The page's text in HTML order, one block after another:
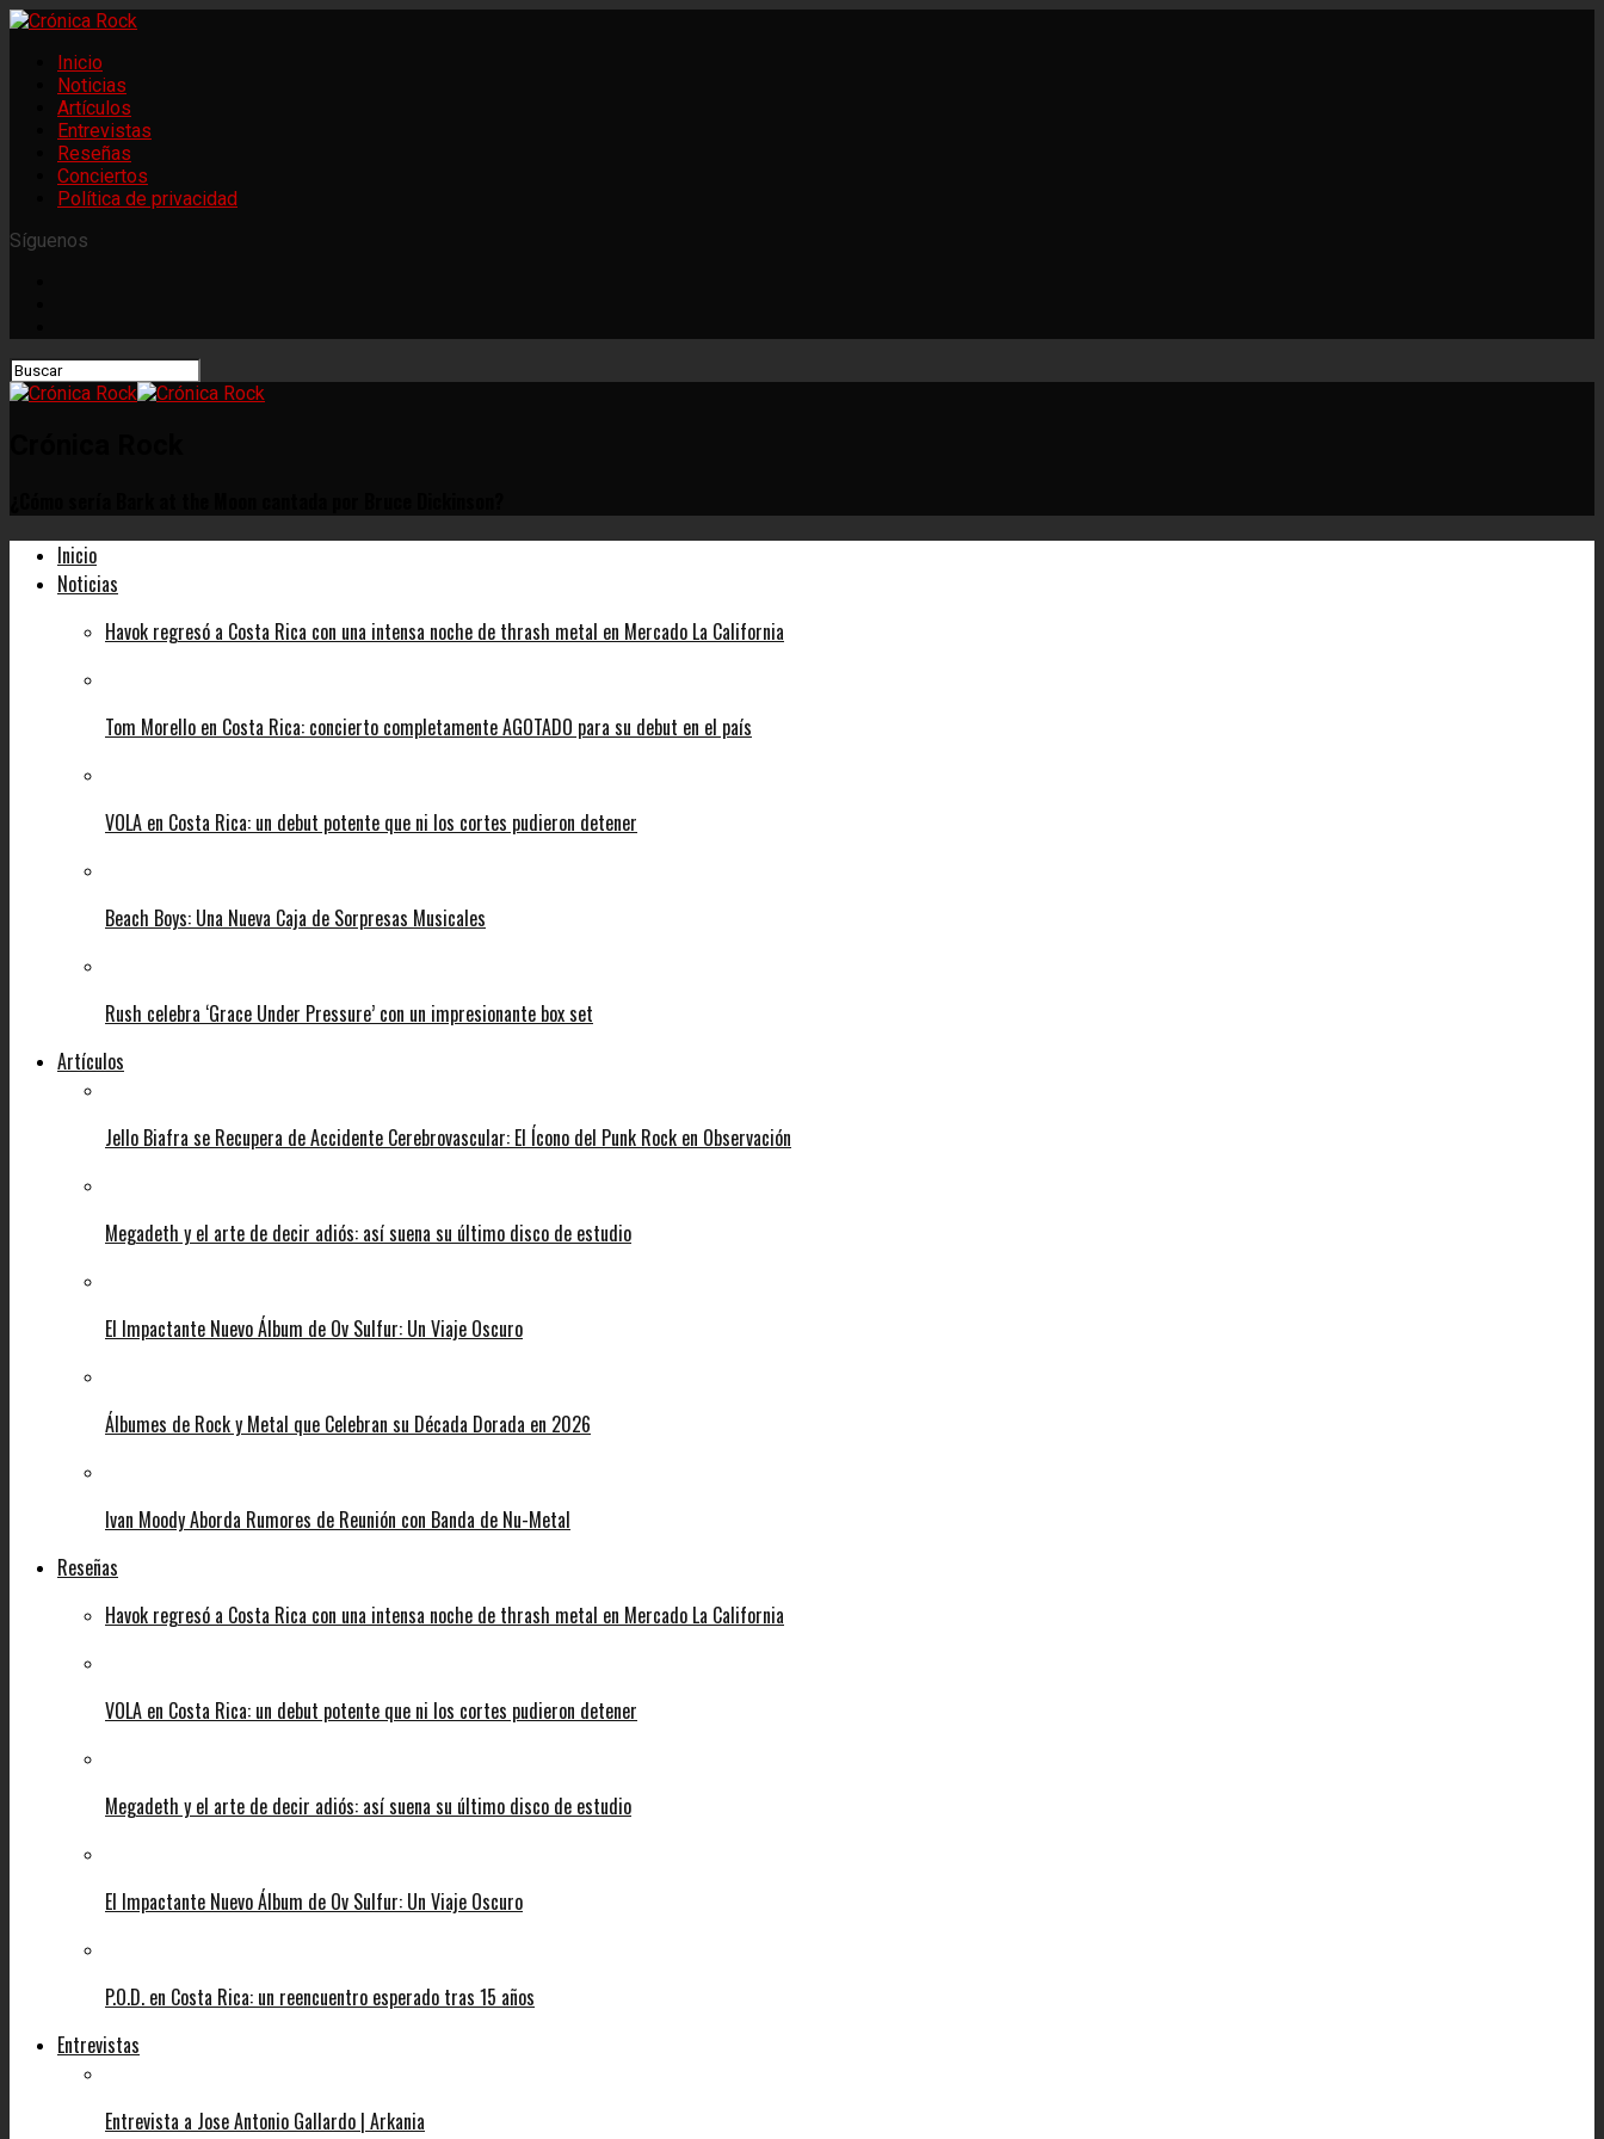
Inicio
Noticias
Artículos
Entrevistas
Reseñas
Conciertos
Política de privacidad
Síguenos
Inicio
Noticias
Havok regresó a Costa Rica con una intensa noche de thrash metal en Mercado La California
Tom Morello en Costa Rica: concierto completamente AGOTADO para su debut en el país
VOLA en Costa Rica: un debut potente que ni los cortes pudieron detener
Beach Boys: Una Nueva Caja de Sorpresas Musicales
Rush celebra ‘Grace Under Pressure’ con un impresionante box set
Artículos
Jello Biafra se Recupera de Accidente Cerebrovascular: El Ícono del Punk Rock en Observación
Megadeth y el arte de decir adiós: así suena su último disco de estudio
El Impactante Nuevo Álbum de Ov Sulfur: Un Viaje Oscuro
Álbumes de Rock y Metal que Celebran su Década Dorada en 2026
Ivan Moody Aborda Rumores de Reunión con Banda de Nu-Metal
Reseñas
Havok regresó a Costa Rica con una intensa noche de thrash metal en Mercado La California
VOLA en Costa Rica: un debut potente que ni los cortes pudieron detener
Megadeth y el arte de decir adiós: así suena su último disco de estudio
El Impactante Nuevo Álbum de Ov Sulfur: Un Viaje Oscuro
P.O.D. en Costa Rica: un reencuentro esperado tras 15 años
Entrevistas
Entrevista a Jose Antonio Gallardo | Arkania